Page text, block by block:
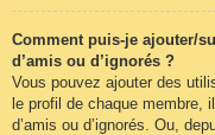
Comment puis-je ajouter/
d’amis ou d’ignorés ?
Vous pouvez ajouter des
le profil de chaque membre,
d’amis ou d’ignorés. Ou,